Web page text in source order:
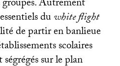
Autrement
duwhite flight
de partir en banlieue
scolaires
sur le plan